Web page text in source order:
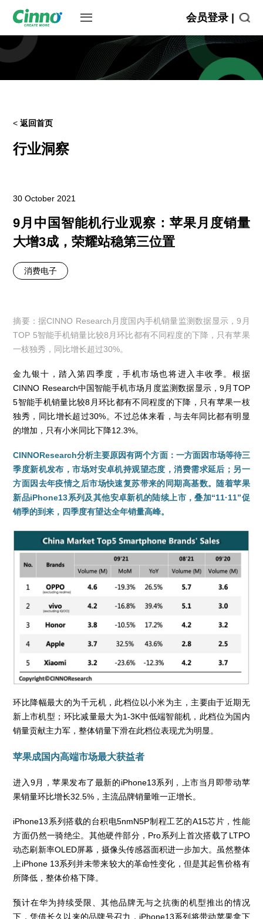
会员登录 |
<返回首页
行业洞察
30 October 2021
9月中国智能机行业观察：苹果月度销量
大增3成，荣耀站稳第三位置
消费电子
摘要：据CINNO Research月度国内手机销量监测数据显示，9月
TOP 5智能手机销量比较8月环比都有不同程度的下降，只有苹果
一枝独秀，同比增长超过30%。
金九银十，踏入第四季度，手机市场也将进入丰收季。根据
CINNO Research中国智能手机市场月度监测数据显示，9月TOP
5智能手机销量比较8月环比都有不同程度的下降，只有苹果一枝
独秀，同比增长超过30%。不过总体来看，与去年同比都有明显
的增加，只有小米同比下降12.3%。
CINNOResearch分析主要原因有两个方面：一方面因市场等待三
季度新机发布，市场对安卓机持观望态度，消费需求延后；另一
方面因去年疫情之后市场快速复苏带来的同期高基数。随着苹果
新品iPhone13系列及其他安卓新机的陆续上市，叠加“11·11”促
销季的到来，四季度有望达全年销量高峰。
环比降幅最大的为千元机，此档位以小米为主，主要由于近期无
新上市机型；环比减量最大为1-3K中低端智能机，此档位为国内
销量贡献主力军，整体销量下滑在此档位表现尤为明显。
苹果成国内高端市场最大获益者
进入9月，苹果发布了最新的iPhone13系列，上市当月即带动苹
果销量环比增长32.5%，主流品牌销量唯一正增长。
iPhone13系列搭载的台积电5nmN5P制程工艺的A15芯片，性能
方面仍然一骑绝尘。其他硬件部分，Pro系列上首次搭载了LTPO
动态刷新率OLED屏幕，摄像头传感器面积进一步加大。虽然整体
上iPhone 13系列并未带来较大的革命性变化，但是其起售价格有
所降低，整体价格下降。
预计在华为持续受限、其他品牌无与之抗衡的机型推出的情况
下，凭借长久以来的品牌号召力，iPhone13系列将带动苹果拿下